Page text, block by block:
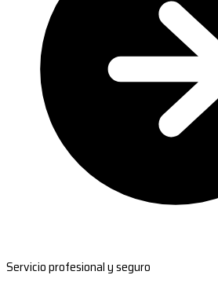
Servicio profesional y seguro